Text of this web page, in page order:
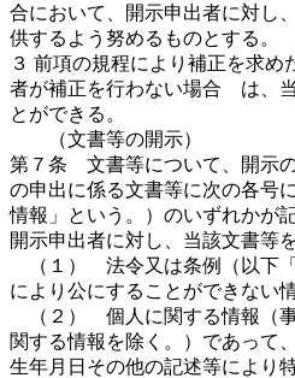
合において、開示申出者に対し
供するよう努めるものとする。
３ 前項の規程により補正を求め
者が補正を行わない場合 は、
とができる。
（文書等の開示）
第７条 文書等について、開示
の申出に係る文書等に次の各号
情報」という。）のいずれかが
開示申出者に対し、当該文書等
（１） 法令又は条例（以下
により公にすることができない
（２） 個人に関する情報（
関する情報を除く。）であって
生年月日その他の記述等により